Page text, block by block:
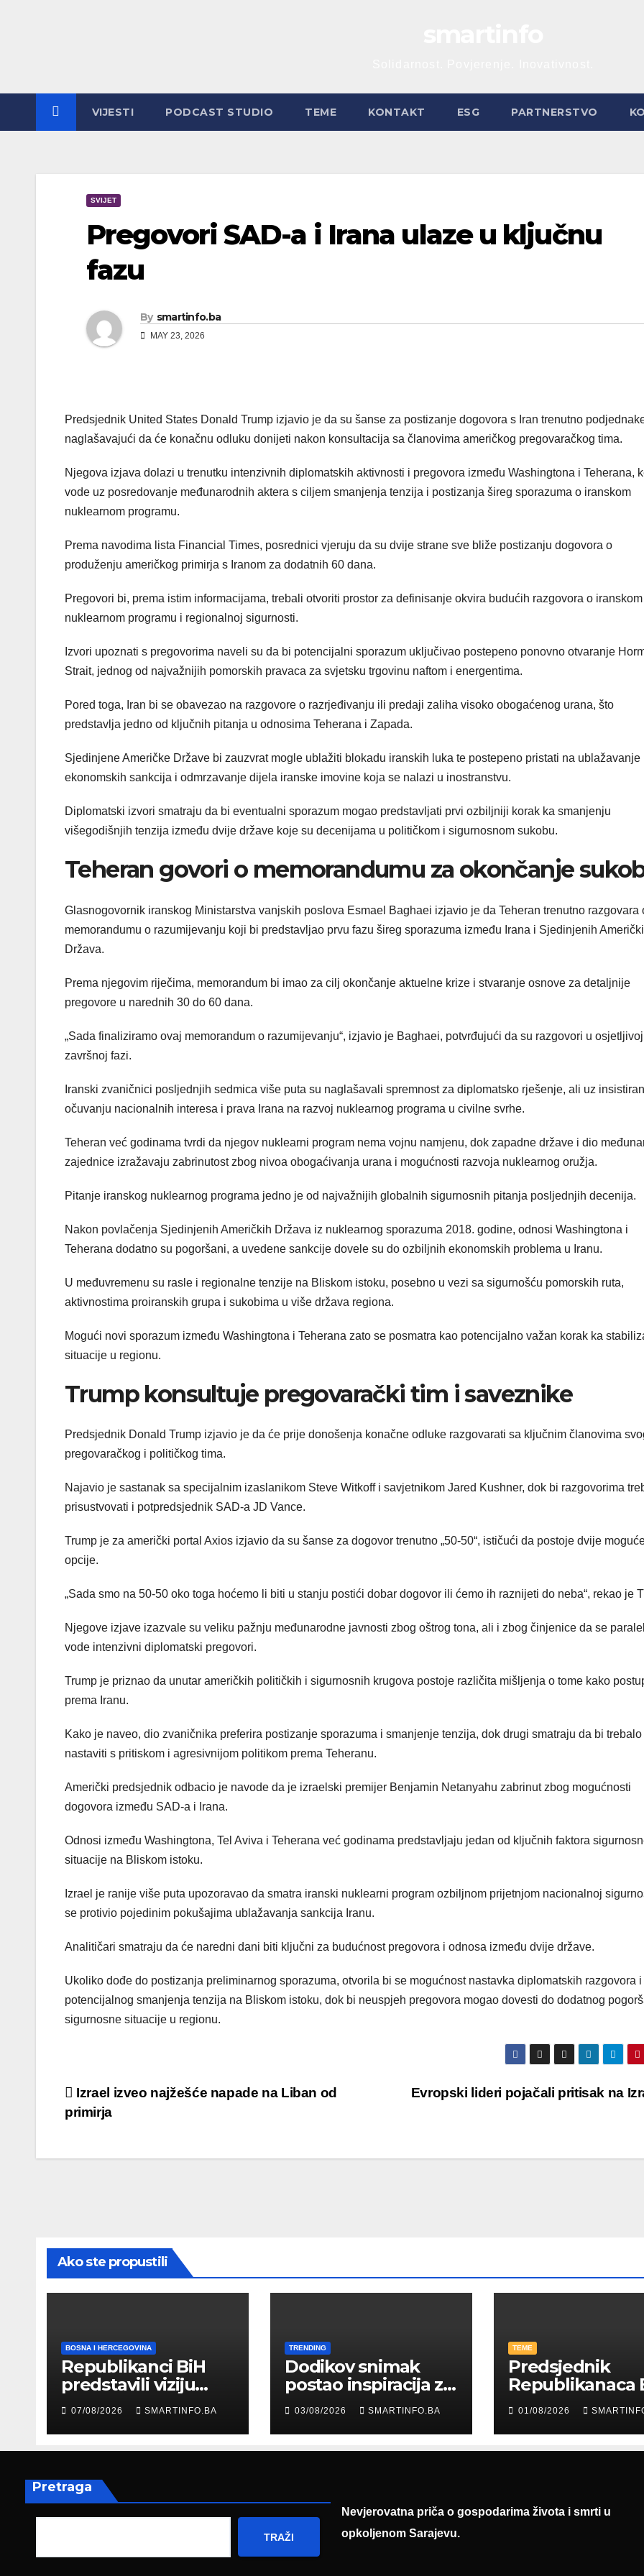
VIJESTI PODCAST STUDIO TEME KONTAKT ESG PARTNERSTVO
SVIJET
Pregovori SAD-a i Irana ulaze u ključnu
fazu
By smartinfo.ba
MAY 23, 2026
Predsjednik United States Donald Trump izjavio je da su šanse za postizanje dogovora s Iran trenutno
naglašavajući da će konačnu odluku donijeti nakon konsultacija sa članovima američkog pregovaračkog tima.
Njegova izjava dolazi u trenutku intenzivnih diplomatskih aktivnosti i pregovora između Washingtona i Teherana,
vode uz posredovanje međunarodnih aktera s ciljem smanjenja tenzija i postizanja šireg sporazuma o iranskom
nuklearnom programu.
Prema navodima lista Financial Times, posrednici vjeruju da su dvije strane sve bliže postizanju dogovora o
produženju američkog primirja s Iranom za dodatnih 60 dana.
Pregovori bi, prema istim informacijama, trebali otvoriti prostor za definisanje okvira budućih razgovora o iranskom
nuklearnom programu i regionalnoj sigurnosti.
Izvori upoznati s pregovorima naveli su da bi potencijalni sporazum uključivao postepeno ponovno otvaranje
Strait, jednog od najvažnijih pomorskih pravaca za svjetsku trgovinu naftom i energentima.
Pored toga, Iran bi se obavezao na razgovore o razrjeđivanju ili predaji zaliha visoko obogaćenog urana, što
predstavlja jedno od ključnih pitanja u odnosima Teherana i Zapada.
Sjedinjene Američke Države bi zauzvrat mogle ublažiti blokadu iranskih luka te postepeno pristati na ublažavanje
ekonomskih sankcija i odmrzavanje dijela iranske imovine koja se nalazi u inostranstvu.
Diplomatski izvori smatraju da bi eventualni sporazum mogao predstavljati prvi ozbiljniji korak ka smanjenju
višegodišnjih tenzija između dvije države koje su decenijama u političkom i sigurnosnom sukobu.
Teheran govori o memorandumu za okončanje
Glasnogovornik iranskog Ministarstva vanjskih poslova Esmael Baghaei izjavio je da Teheran trenutno razgovara
memorandumu o razumijevanju koji bi predstavljao prvu fazu šireg sporazuma između Irana i Sjedinjenih
Država.
Prema njegovim riječima, memorandum bi imao za cilj okončanje aktuelne krize i stvaranje osnove za detaljnije
pregovore u narednih 30 do 60 dana.
„Sada finaliziramo ovaj memorandum o razumijevanju“, izjavio je Baghaei, potvrđujući da su razgovori u
završnoj fazi.
Iranski zvaničnici posljednjih sedmica više puta su naglašavali spremnost za diplomatsko rješenje, ali uz
očuvanju nacionalnih interesa i prava Irana na razvoj nuklearnog programa u civilne svrhe.
Teheran već godinama tvrdi da njegov nuklearni program nema vojnu namjenu, dok zapadne države i dio
zajednice izražavaju zabrinutost zbog nivoa obogaćivanja urana i mogućnosti razvoja nuklearnog oružja.
Pitanje iranskog nuklearnog programa jedno je od najvažnijih globalnih sigurnosnih pitanja posljednjih decenija.
Nakon povlačenja Sjedinjenih Američkih Država iz nuklearnog sporazuma 2018. godine, odnosi Washingtona i
Teherana dodatno su pogoršani, a uvedene sankcije dovele su do ozbiljnih ekonomskih problema u Iranu.
U međuvremenu su rasle i regionalne tenzije na Bliskom istoku, posebno u vezi sa sigurnošću pomorskih ruta,
aktivnostima proiranskih grupa i sukobima u više država regiona.
Mogući novi sporazum između Washingtona i Teherana zato se posmatra kao potencijalno važan korak ka
situacije u regionu.
Trump konsultuje pregovarački tim i saveznike
Predsjednik Donald Trump izjavio je da će prije donošenja konačne odluke razgovarati sa ključnim članovima
pregovaračkog i političkog tima.
Najavio je sastanak sa specijalnim izaslanikom Steve Witkoff i savjetnikom Jared Kushner, dok bi razgovorima
prisustvovati i potpredsjednik SAD-a JD Vance.
Trump je za američki portal Axios izjavio da su šanse za dogovor trenutno „50-50“, ističući da postoje dvije
opcije.
„Sada smo na 50-50 oko toga hoćemo li biti u stanju postići dobar dogovor ili ćemo ih raznijeti do neba“, rekao je
Njegove izjave izazvale su veliku pažnju međunarodne javnosti zbog oštrog tona, ali i zbog činjenice da se
vode intenzivni diplomatski pregovori.
Trump je priznao da unutar američkih političkih i sigurnosnih krugova postoje različita mišljenja o tome kako
prema Iranu.
Kako je naveo, dio zvaničnika preferira postizanje sporazuma i smanjenje tenzija, dok drugi smatraju da bi trebalo
nastaviti s pritiskom i agresivnijom politikom prema Teheranu.
Američki predsjednik odbacio je navode da je izraelski premijer Benjamin Netanyahu zabrinut zbog mogućnosti
dogovora između SAD-a i Irana.
Odnosi između Washingtona, Tel Aviva i Teherana već godinama predstavljaju jedan od ključnih faktora
situacije na Bliskom istoku.
Izrael je ranije više puta upozoravao da smatra iranski nuklearni program ozbiljnom prijetnjom nacionalnoj
se protivio pojedinim pokušajima ublažavanja sankcija Iranu.
Analitičari smatraju da će naredni dani biti ključni za budućnost pregovora i odnosa između dvije države.
Ukoliko dođe do postizanja preliminarnog sporazuma, otvorila bi se mogućnost nastavka diplomatskih razgovora i
potencijalnog smanjenja tenzija na Bliskom istoku, dok bi neuspjeh pregovora mogao dovesti do dodatnog
sigurnosne situacije u regionu.
Post
navigation
Evropski lideri pojačali pritisak na
Izrael izveo najžešće napade na Liban od
primirja
Ako ste propustili
BOSNA I HERCEGOVINA
Republikanci BiH
predstavili viziju
moderne Bosne i
Hercegovine
ambasadoru
Njemačke
07/08/2026 SMARTINFO.BA
TRENDING
Dodikov snimak
postao inspiracija za
šale: Građani kroz
parodiju poslali
poruku
03/08/2026 SMARTINFO.BA
TEME
Predsjednik
Republikanaca
Edin Garaplija
prisustvovao
prezentaciji
Federalnog
01/08/2026
Pretraga
TRAŽI
Nevjerovatna priča o gospodarima života i smrti u
opkoljenom Sarajevu.